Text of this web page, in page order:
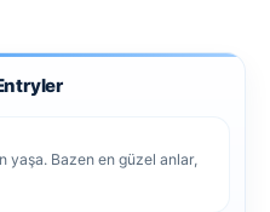
Bazen en güzel anlar,